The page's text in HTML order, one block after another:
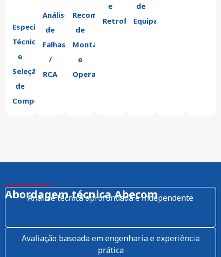
Especificação
Técnica
e
Seleção
de
Componentes
Análise
de
Falhas
/
RCA
Recomendações
de
Montagem
e
Operação
e
Retrofit
de
Equipamentos
Abordagem técnica Abecom
Análise técnica aprofundada e independente
Avaliação baseada em engenharia e experiência
prática